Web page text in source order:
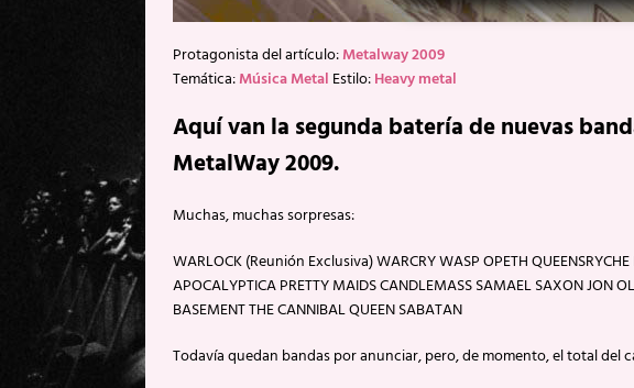
Protagonista del artículo:Metalway 2009
Temática:Música Metal Estilo:Heavy metal
Aquí van la segunda batería de nuevas
MetalWay 2009.
Muchas, muchas sorpresas:
WARLOCK (Reunión Exclusiva) WARCRY WASP OPETH
APOCALYPTICA PRETTY MAIDS CANDLEMASS SAMAEL SAXON JON
BASEMENT THE CANNIBAL QUEEN SABATAN
Todavía quedan bandas por anunciar, pero, de momento, el total del